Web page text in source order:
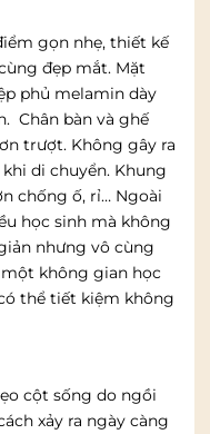
gọn nhẹ, thiết kế
đẹp mắt. Mặt
phủ melamin dày
Chân bàn và ghế
trượt. Không gây ra
di chuyển. Khung
chống ố, rỉ… Ngoài
học sinh mà không
nhưng vô cùng
không gian học
thể tiết kiệm không
cột sống do ngồi
xảy ra ngày càng